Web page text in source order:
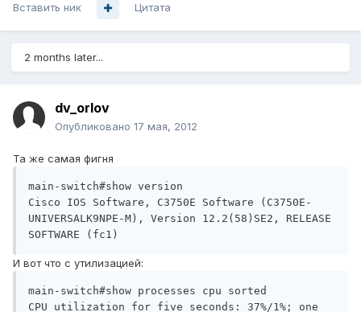
Вставить ник Цитата
2 months later...
dv_orlov
Опубликовано 17 мая, 2012
Та же самая фигня
main-switch#show version
Cisco IOS Software, C3750E Software (C3750E-
UNIVERSALK9NPE-M), Version 12.2(58)SE2, RELEASE
И вот что с утилизацией:
main-switch#show processes cpu sorted
CPU utilization for five seconds: 37%/1%; one